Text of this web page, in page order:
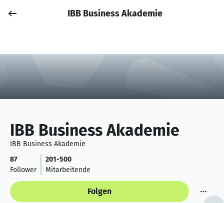
Anmelden
IBB Business Akademie
IBB Business Akademie
IBB Business Akademie
87
Follower
201-500
Mitarbeitende
Folgen